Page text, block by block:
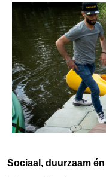
Sociaal, duurzaam